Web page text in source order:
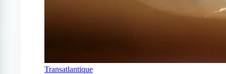
Transatlantique